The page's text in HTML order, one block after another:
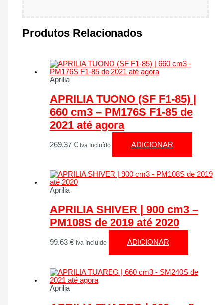
Produtos Relacionados
Aprilia
APRILIA TUONO (SF F1-85) |
660 cm3 – PM176S F1-85 de
2021 até agora
269.37 € Iva Incluído ADICIONAR
Aprilia
APRILIA SHIVER | 900 cm3 –
PM108S de 2019 até 2020
99.63 € Iva Incluído ADICIONAR
Aprilia